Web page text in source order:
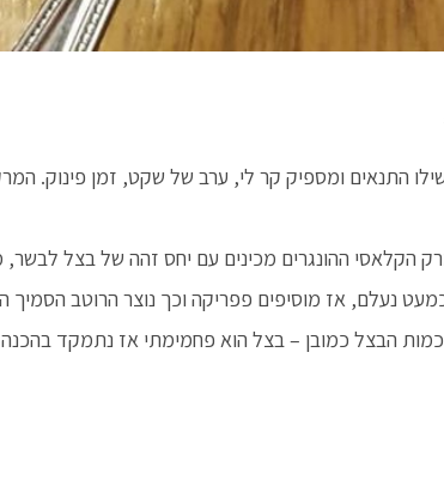
התנאים ומספיק קר לי, ערב של שקט, זמן פינוק.
הקלאסי ההונגרים מכינים עם יחס זהה של בצל לבשר,
נעלם, אז מוסיפים פפריקה וכך נוצר הרוטב
הבצל כמובן – בצל הוא פחמימתי אז נתמקד